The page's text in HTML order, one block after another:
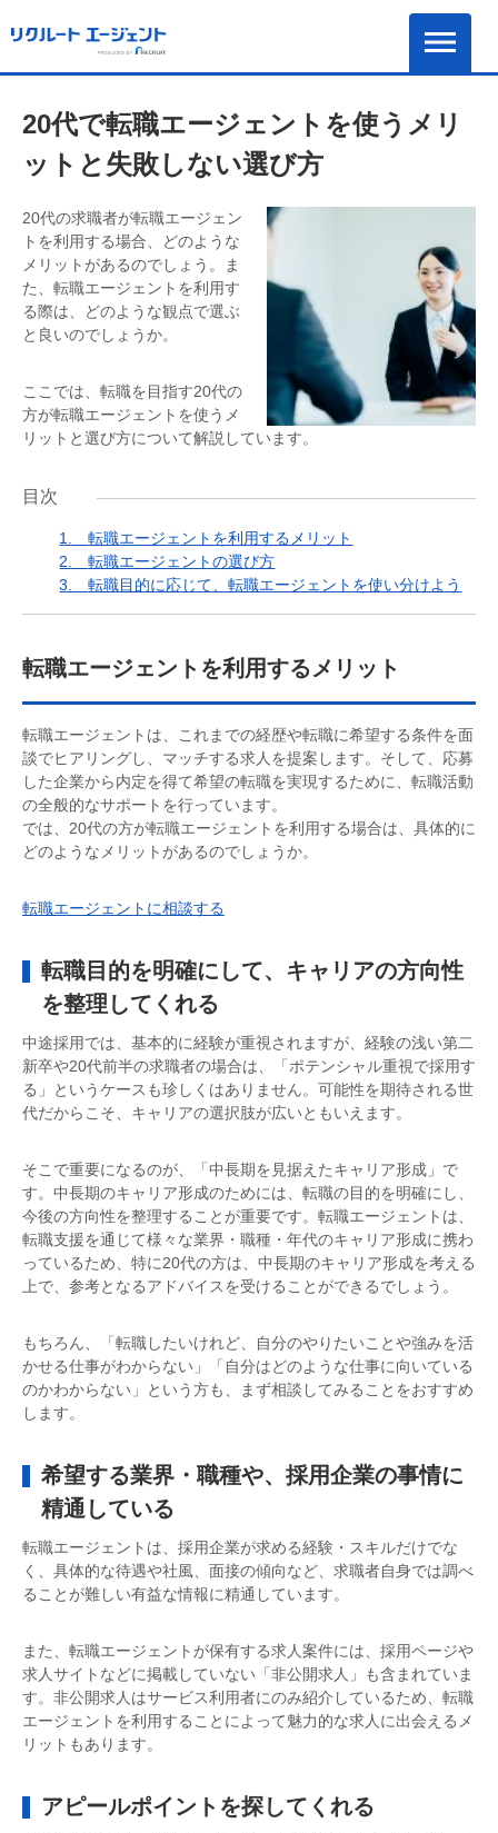
20代で転職エージェントを使うメリ
ットと失敗しない選び方
20代の求職者が転職エージェン
トを利用する場合、どのような
メリットがあるのでしょう。ま
た、転職エージェントを利用す
る際は、どのような観点で選ぶ
と良いのでしょうか。
ここでは、転職を目指す20代の
方が転職エージェントを使うメ
リットと選び方について解説しています。
目次
1.転職エージェントを利用するメリット
2.転職エージェントの選び方
3.転職目的に応じて、転職エージェントを使い分けよう
転職エージェントを利用するメリット
転職エージェントは、これまでの経歴や転職に希望する条件を面
談でヒアリングし、マッチする求人を提案します。そして、応募
した企業から内定を得て希望の転職を実現するために、転職活動
の全般的なサポートを行っています。
では、20代の方が転職エージェントを利用する場合は、具体的に
どのようなメリットがあるのでしょうか。
転職エージェントに相談する
転職目的を明確にして、キャリアの方向性
を整理してくれる
中途採用では、基本的に経験が重視されますが、経験の浅い第二
新卒や20代前半の求職者の場合は、「ポテンシャル重視で採用す
る」というケースも珍しくはありません。可能性を期待される世
代だからこそ、キャリアの選択肢が広いともいえます。
そこで重要になるのが、「中長期を見据えたキャリア形成」で
す。中長期のキャリア形成のためには、転職の目的を明確にし、
今後の方向性を整理することが重要です。転職エージェントは、
転職支援を通じて様々な業界・職種・年代のキャリア形成に携わ
っているため、特に20代の方は、中長期のキャリア形成を考える
上で、参考となるアドバイスを受けることができるでしょう。
もちろん、「転職したいけれど、自分のやりたいことや強みを活
かせる仕事がわからない」「自分はどのような仕事に向いている
のかわからない」という方も、まず相談してみることをおすすめ
します。
希望する業界・職種や、採用企業の事情に
精通している
転職エージェントは、採用企業が求める経験・スキルだけでな
く、具体的な待遇や社風、面接の傾向など、求職者自身では調べ
ることが難しい有益な情報に精通しています。
また、転職エージェントが保有する求人案件には、採用ページや
求人サイトなどに掲載していない「非公開求人」も含まれていま
す。非公開求人はサービス利用者にのみ紹介しているため、転職
エージェントを利用することによって魅力的な求人に出会えるメ
リットもあります。
アピールポイントを探してくれる